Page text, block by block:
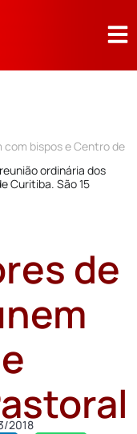
com bispos e Centro de
ordinária dos
Curitiba. São 15
de
2018